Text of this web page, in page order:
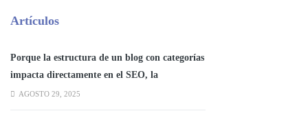
Artículos
Porque la estructura de un blog con categorías
impacta directamente en el SEO, la
experiencia del usuario y la autoridad
AGOSTO 29, 2025